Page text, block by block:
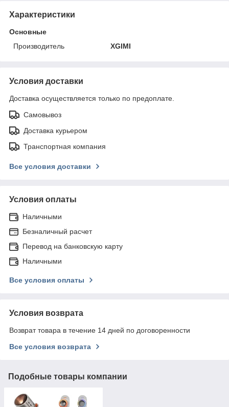
Характеристики
Основные
Производитель
XGIMI
Условия доставки
Доставка осуществляется только по предоплате.
Самовывоз
Доставка курьером
Транспортная компания
Все условия доставки
Условия оплаты
Наличными
Безналичный расчет
Перевод на банковскую карту
Наличными
Все условия оплаты
Условия возврата
Возврат товара в течение 14 дней по договоренности
Все условия возврата
Подобные товары компании